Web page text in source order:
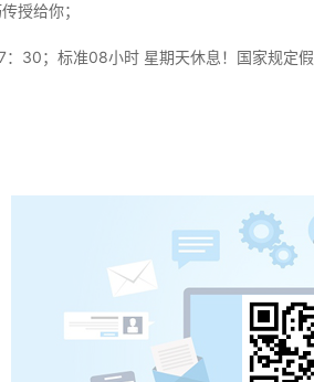
授给你；
；标准08小时 星期天休息！国家规定假